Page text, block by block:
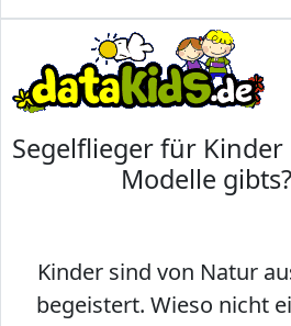
Segelflieger für
Modelle gibts?
Kinder sind von Natur
begeistert. Wieso nicht